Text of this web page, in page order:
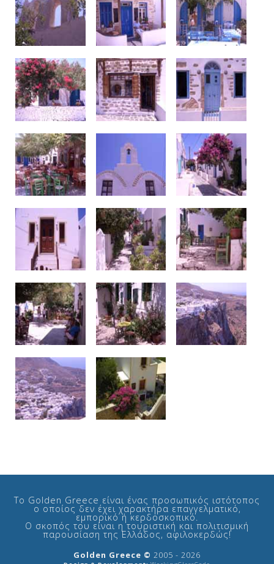
Το Golden Greece είναι ένας προσωπικός ιστότοπος
ο οποίος δεν έχει χαρακτήρα επαγγελματικό,
εμπορικό ή κερδοσκοπικό.
Ο σκοπός του είναι η τουριστική και πολιτισμική
παρουσίαση της Ελλάδος, αφιλοκερδώς!
Golden Greece © 2005 - 2026